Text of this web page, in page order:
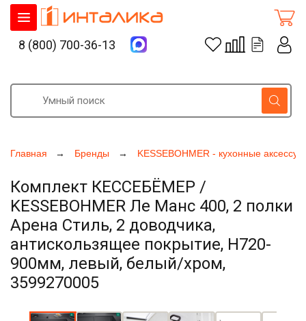
Главная Бренды KESSEBOHMER - кухонные
Комплект КЕССЕБЁМЕР /
KESSEBOHMER Ле Манс 400, 2 полки
Арена Стиль, 2 доводчика,
антискользящее покрытие, H720-
900мм, левый, белый/хром,
3599270005
8 (800) 700-36-13